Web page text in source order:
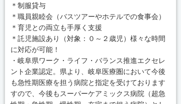
＊制服貸与
＊職員親睦会（バスツアーやホテルでの食事会）
＊育児との両立も手厚く支援
＊託児施設あり（対象：０～２歳児）様々な時間
に対応が可能！
・岐阜県ワーク・ライフ・バランス推進エクセレ
ント企業認定。県より、岐阜医療圏において今後
も急性期医療を担う病院と指定を受けております
すので、今後もスーパーケアミックス病院（超急